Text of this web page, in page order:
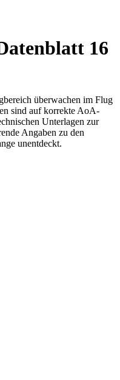
16
überwachen im Flug
sind auf korrekte AoA-
Unterlagen zur
Angaben zu den
unentdeckt.